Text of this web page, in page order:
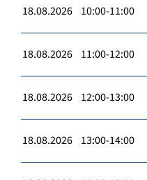
18.08.2026 10:00-11:00
18.08.2026 11:00-12:00
18.08.2026 12:00-13:00
18.08.2026 13:00-14:00